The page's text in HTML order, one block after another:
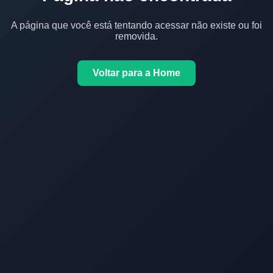
A página que você está tentando acessar não existe ou foi
removida.
Voltar para a Home